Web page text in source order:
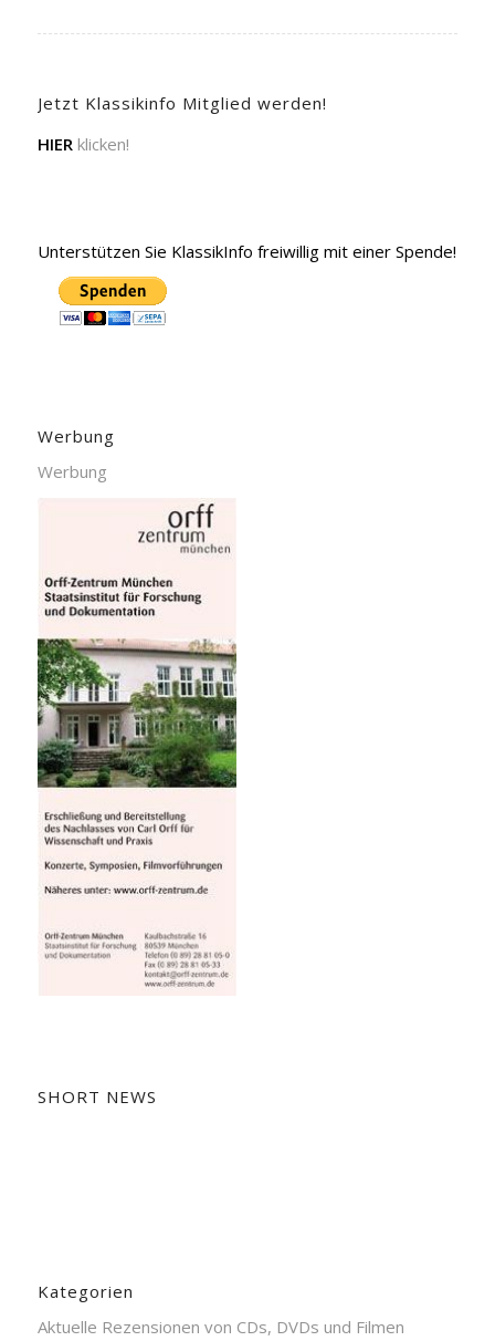
Jetzt Klassikinfo Mitglied werden!
HIER klicken!
Unterstützen Sie KlassikInfo freiwillig mit einer Spende!
Werbung
Werbung
SHORT NEWS
Kategorien
Aktuelle Rezensionen von CDs, DVDs und Filmen